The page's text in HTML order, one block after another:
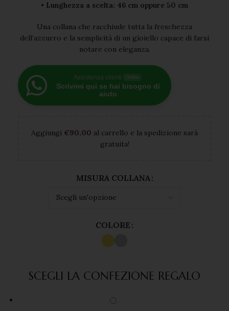
• Lunghezza a scelta: 46 cm oppure 50 cm
Una collana che racchiude tutta la freschezza
dell’azzurro e la semplicità di un gioiello capace di farsi
notare con eleganza.
Assistenza clienti
Scrivimi qui se hai bisogno di
aiuto
Aggiungi €90,00 al carrello e la spedizione sarà
gratuita!
MISURA COLLANA
COLORE
SCEGLI LA CONFEZIONE REGALO